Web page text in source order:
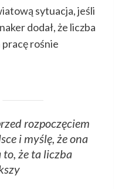
sytuacja, jeśli
dodał, że liczba
rośnie
rozpoczęciem
i myślę, że ona
że ta liczba